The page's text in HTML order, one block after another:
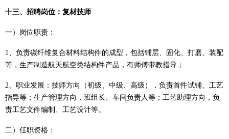
十三、招聘岗位：复材技师
一） 岗位职责：
1、负责碳纤维复合材料结构件的成型，包括铺层、固化、打磨、装配
等，生产制造航天航空类结构件产品，有师傅带教指导；
2、职业发展：技师方向（初级、中级、高级），负责首件试铺、工艺
指导等；生产管理方向，班组长、车间负责人等；工艺助理方向，负
责工艺文件编制、工艺设计等。
二） 任职资格：